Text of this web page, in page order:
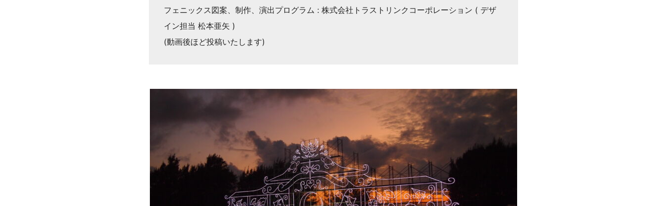
フェニックス図案、制作、演出プログラム : 株式会社トラストリンクコーポレーション ( デザ
イン担当 松本亜矢 )
(動画後ほど投稿いたします)